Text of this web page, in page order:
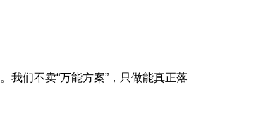
我们不卖“万能方案”，只做能真正落